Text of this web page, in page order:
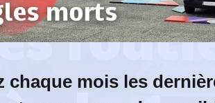
chaque mois les